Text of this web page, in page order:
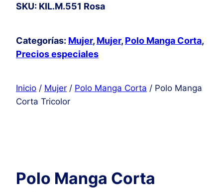
Tricolor
SKU: KIL.M.551 Rosa
Categorías: Mujer, Mujer, Polo Manga Corta,
Precios especiales
Inicio / Mujer / Polo Manga Corta / Polo Manga
Corta Tricolor
Polo Manga Corta